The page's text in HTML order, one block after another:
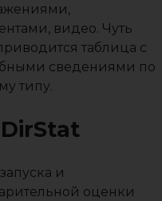
видео. Чуть
таблица с
сведениями по
типу.
и
оценки